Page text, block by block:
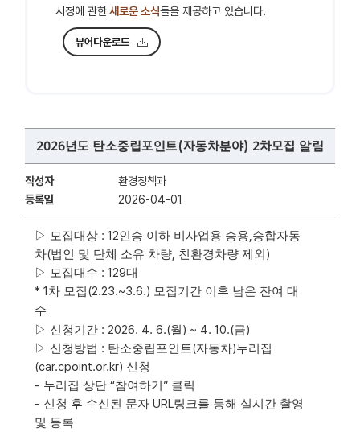
시정에 관한새로운 소식들을 제공하고 있습니다.
뷰어다운로드
2026년도 탄소중립포인트(자동차분야) 2차모집 알림
작성자
환경정책과
등록일
2026-04-01
▷ 모집대상 : 12인승 이하 비사업용 승용 승합자동
차(법인 및 단체 소유 차량, 친환경차량 제외 )
▷ 모집대수 : 129대
* 1차 모집(2.23.~3.6.) 모집기간 이후 남은 잔여 대
수
▷ 신청기간 : 2026. 4. 6.(월) ~ 4. 10.(금)
▷ 신청방법 : 탄소중립포인트(자동차)누리집
(car.cpoint.or.kr) 신청
- 누리집 상단 “참여하기 ” 클릭
- 신청 후 수신된 문자 URL링크를 통해 실시간 촬영
및 등록